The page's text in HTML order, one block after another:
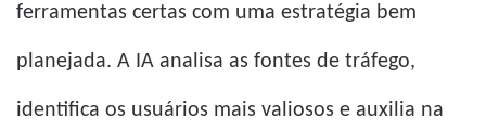
ferramentas certas com uma estratégia bem
planejada. A IA analisa as fontes de tráfego,
identifica os usuários mais valiosos e auxilia na